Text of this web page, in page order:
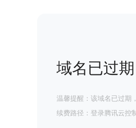
域名已过
温馨提醒：该域名已过期
续费路径：登录腾讯云控